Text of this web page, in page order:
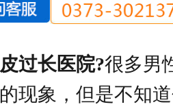
过长医院?很多男
现象，但是不知